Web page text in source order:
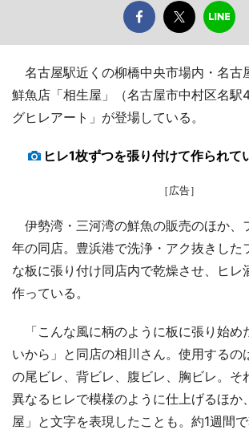
名古屋駅近くの柳橋中央市場内・名古
鮮魚店「相生屋」（名古屋市中村区名駅
グヒレアート」が登場している。
ヒレ1枚ずつを張り付けて作られて
［広告］
伊勢湾・三河湾の鮮魚の販売のほか、
年の同店。豊浜港で洗浄・アク抜きした
な板に張り付け同店内で乾燥させ、ヒレ
作っている。
「こんな風に柄のように板に張り始め
いから」と同店の相川さん。使用するの
の尾ビレ、背ビレ、腹ビレ、胸ビレ。そ
異なるヒレで模様のように仕上げるほか
屋」と文字を表現したことも。約1週間